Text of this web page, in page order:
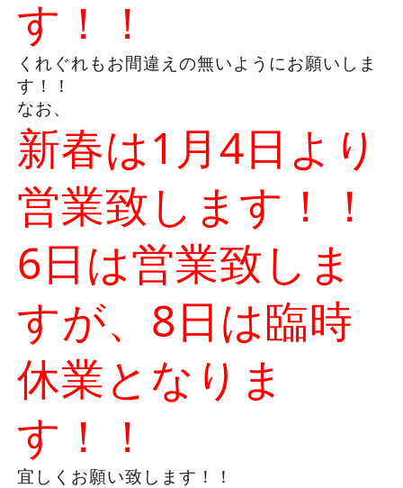
す！！
くれぐれもお間違えの無いようにお願いしま
す！！
なお、
新春は1月4日より
営業致します！！
6日は営業致しま
すが、8日は臨時
休業となりま
す！！
宜しくお願い致します！！